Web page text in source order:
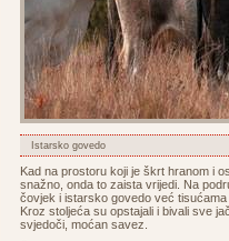
Istarsko govedo
Kad na prostoru koji je škrt hranom i
snažno, onda to zaista vrijedi. Na
čovjek i istarsko govedo već
Kroz stoljeća su opstajali i bivali sve
svjedoči, moćan savez.